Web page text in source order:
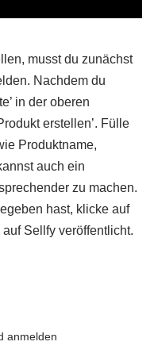
musst du zunächst
Nachdem du
in der oberen
erstellen’. Fülle
Produktname,
auch ein
zu machen.
hast, klicke auf
auf Sellfy veröffentlicht.
anmelden